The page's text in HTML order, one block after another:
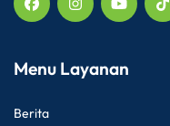
Menu Layanan
Berita